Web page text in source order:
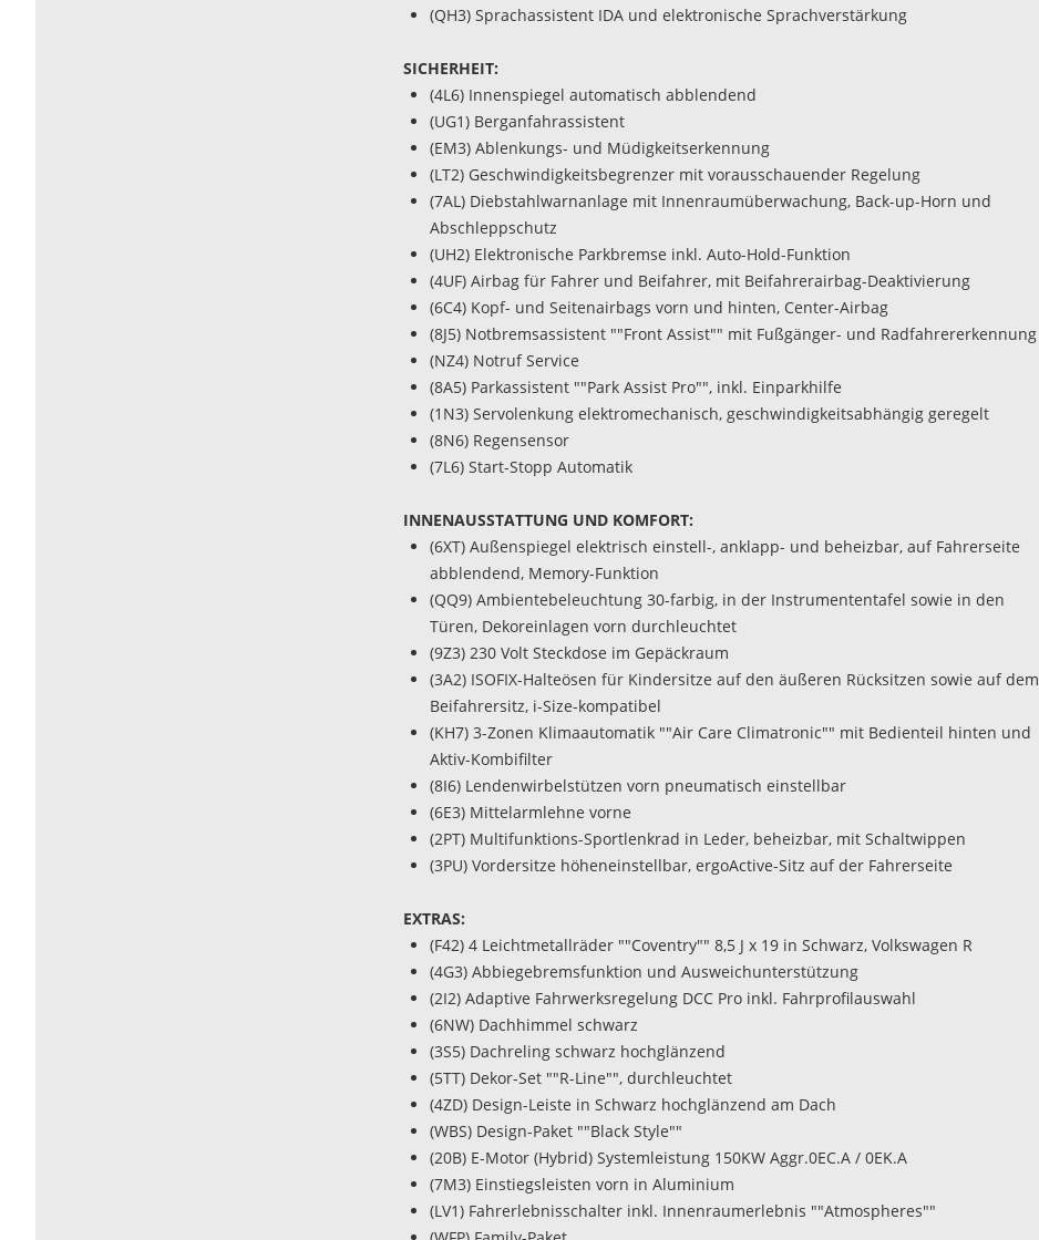
(QH3) Sprachassistent IDA und elektronische Sprachverstärkung
SICHERHEIT:
(4L6) Innenspiegel automatisch abblendend
(UG1) Berganfahrassistent
(EM3) Ablenkungs- und Müdigkeitserkennung
(LT2) Geschwindigkeitsbegrenzer mit vorausschauender Regelung
(7AL) Diebstahlwarnanlage mit Innenraumüberwachung, Back-up-Horn und
Abschleppschutz
(UH2) Elektronische Parkbremse inkl. Auto-Hold-Funktion
(4UF) Airbag für Fahrer und Beifahrer, mit Beifahrerairbag-Deaktivierung
(6C4) Kopf- und Seitenairbags vorn und hinten, Center-Airbag
(8J5) Notbremsassistent ""Front Assist"" mit Fußgänger- und Radfahrererkennung
(NZ4) Notruf Service
(8A5) Parkassistent ""Park Assist Pro"", inkl. Einparkhilfe
(1N3) Servolenkung elektromechanisch, geschwindigkeitsabhängig geregelt
(8N6) Regensensor
(7L6) Start-Stopp Automatik
INNENAUSSTATTUNG UND KOMFORT:
(6XT) Außenspiegel elektrisch einstell-, anklapp- und beheizbar, auf Fahrerseite
abblendend, Memory-Funktion
(QQ9) Ambientebeleuchtung 30-farbig, in der Instrumententafel sowie in den
Türen, Dekoreinlagen vorn durchleuchtet
(9Z3) 230 Volt Steckdose im Gepäckraum
(3A2) ISOFIX-Halteösen für Kindersitze auf den äußeren Rücksitzen sowie auf dem
Beifahrersitz, i-Size-kompatibel
(KH7) 3-Zonen Klimaautomatik ""Air Care Climatronic"" mit Bedienteil hinten und
Aktiv-Kombifilter
(8I6) Lendenwirbelstützen vorn pneumatisch einstellbar
(6E3) Mittelarmlehne vorne
(2PT) Multifunktions-Sportlenkrad in Leder, beheizbar, mit Schaltwippen
(3PU) Vordersitze höheneinstellbar, ergoActive-Sitz auf der Fahrerseite
EXTRAS:
(F42) 4 Leichtmetallräder ""Coventry"" 8,5 J x 19 in Schwarz, Volkswagen R
(4G3) Abbiegebremsfunktion und Ausweichunterstützung
(2I2) Adaptive Fahrwerksregelung DCC Pro inkl. Fahrprofilauswahl
(6NW) Dachhimmel schwarz
(3S5) Dachreling schwarz hochglänzend
(5TT) Dekor-Set ""R-Line"", durchleuchtet
(4ZD) Design-Leiste in Schwarz hochglänzend am Dach
(WBS) Design-Paket ""Black Style""
(20B) E-Motor (Hybrid) Systemleistung 150KW Aggr.0EC.A / 0EK.A
(7M3) Einstiegsleisten vorn in Aluminium
(LV1) Fahrerlebnisschalter inkl. Innenraumerlebnis ""Atmospheres""